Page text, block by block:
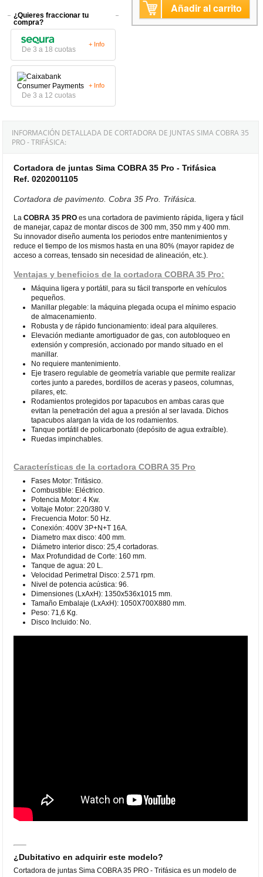
¿Quieres fraccionar tu
compra?
De 3 a 18 cuotas
+ Info
De 3 a 12 cuotas
+ Info
Añadir al carrito
INFORMACIÓN DETALLADA DE CORTADORA DE JUNTAS SIMA COBRA 35
PRO - TRIFÁSICA:
Cortadora de juntas Sima COBRA 35 Pro - Trifásica
Ref. 0202001105
Cortadora de pavimento. Cobra 35 Pro. Trifásica.
LaCOBRA 35 PRO es una cortadora de pavimiento rápida, ligera y fácil
de manejar, capaz de montar discos de 300 mm, 350 mm y 400 mm.
Su innovador diseño aumenta los periodos entre mantenimientos y
reduce el tiempo de los mismos hasta en una 80% (mayor rapidez de
acceso a correas, tensado sin necesidad de alineación, etc.).
Ventajas y beneficios de la cortadora COBRA 35 Pro:
Máquina ligera y portátil, para su fácil transporte en vehículos
pequeños.
Manillar plegable: la máquina plegada ocupa el mínimo espacio
de almacenamiento.
Robusta y de rápido funcionamiento: ideal para alquileres.
Elevación mediante amortiguador de gas, con autobloqueo en
extensión y compresión, accionado por mando situado en el
manillar.
No requiere mantenimiento.
Eje trasero regulable de geometría variable que permite realizar
cortes junto a paredes, bordillos de aceras y paseos, columnas,
pilares, etc.
Rodamientos protegidos por tapacubos en ambas caras que
evitan la penetración del agua a presión al ser lavada. Dichos
tapacubos alargan la vida de los rodamientos.
Tanque portátil de policarbonato (depósito de agua extraíble).
Ruedas impinchables.
Características de la cortadora COBRA 35 Pro
Fases Motor: Trifásico.
Combustible: Eléctrico.
Potencia Motor: 4 Kw.
Voltaje Motor: 220/380 V.
Frecuencia Motor: 50 Hz.
Conexión: 400V 3P+N+T 16A.
Diametro max disco: 400 mm.
Diámetro interior disco: 25,4 cortadoras.
Max Profundidad de Corte: 160 mm.
Tanque de agua: 20 L.
Velocidad Perimetral Disco: 2.571 rpm.
Nivel de potencia acústica: 96.
Dimensiones (LxAxH): 1350x536x1015 mm.
Tamaño Embalaje (LxAxH): 1050X700X880 mm.
Peso: 71,6 Kg.
Disco Incluido: No.
¿Dubitativo en adquirir este modelo?
Cortadora de juntas Sima COBRA 35 PRO - Trifásica es un modelo de